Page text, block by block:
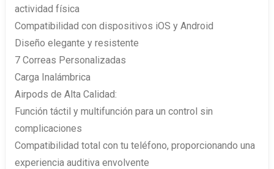
actividad física
Compatibilidad con dispositivos iOS y Android
Diseño elegante y resistente
7 Correas Personalizadas
Carga Inalámbrica
Airpods de Alta Calidad:
Función táctil y multifunción para un control sin
complicaciones
Compatibilidad total con tu teléfono, proporcionando una
experiencia auditiva envolvente